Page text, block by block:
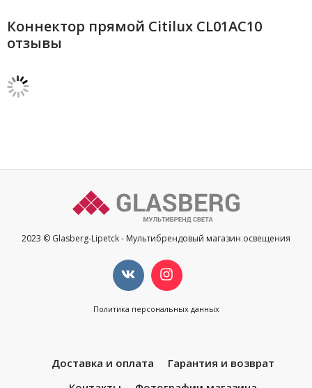
Коннектор прямой Citilux CL01AC10
отзывы
2023 © Glasberg-Lipetck - Мультибрендовый магазин освещения
Политика персональных данных
Доставка и оплата
Гарантия и возврат